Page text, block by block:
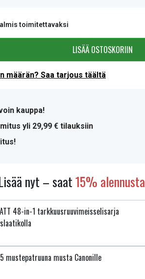
toimitettavaksi
LISÄÄ OSTOSKORIIN
määrän? Saa tarjous täältä
kauppa!
yli 29,99 € tilauksiin
nyt – saat15% alennusta
48-in-1 tarkkuusruuvimeisselisarja
mustepatruuna musta Canonille